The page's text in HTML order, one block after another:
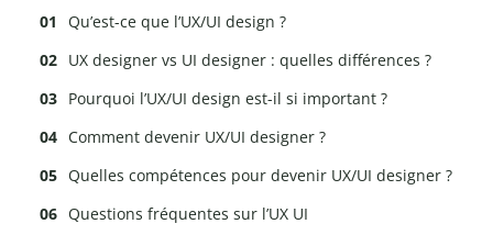
Qu’est-ce que l’UX/UI design ?
UX designer vs UI designer : quelles différences ?
Pourquoi l’UX/UI design est-il si important ?
Comment devenir UX/UI designer ?
Quelles compétences pour devenir UX/UI designer ?
Questions fréquentes sur l’UX UI